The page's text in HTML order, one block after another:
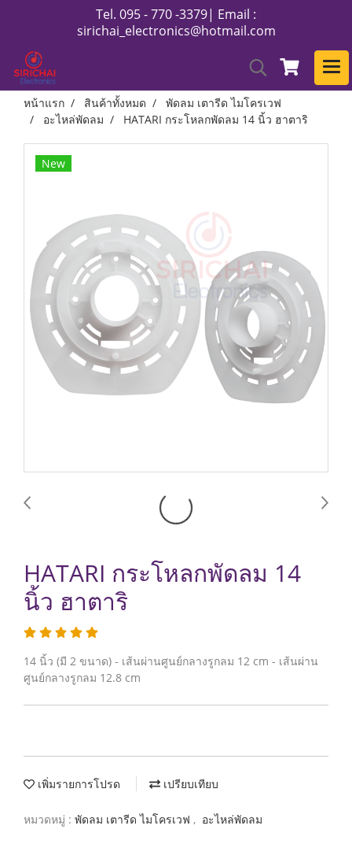
Tel. 095 - 770 -3379| Email :
sirichai_electronics@hotmail.com
หน้าแรก สินค้าทั้งหมด
พัดลม เตารีด ไมโครเวฟ
อะไหล่พัดลม
HATARI กระโหลกพัดลม 14 นิ้ว ฮาตาริ
New
HATARI กระโหลกพัดลม 14
นิ้ว ฮาตาริ
14 นิ้ว (มี 2 ขนาด) - เส้นผ่านศูนย์กลางรูกลม 12 cm - เส้นผ่าน
ศูนย์กลางรูกลม 12.8 cm
เพิ่มรายการโปรด เปรียบเทียบ
หมวดหมู่ : พัดลม เตารีด ไมโครเวฟ , อะไหล่พัดลม